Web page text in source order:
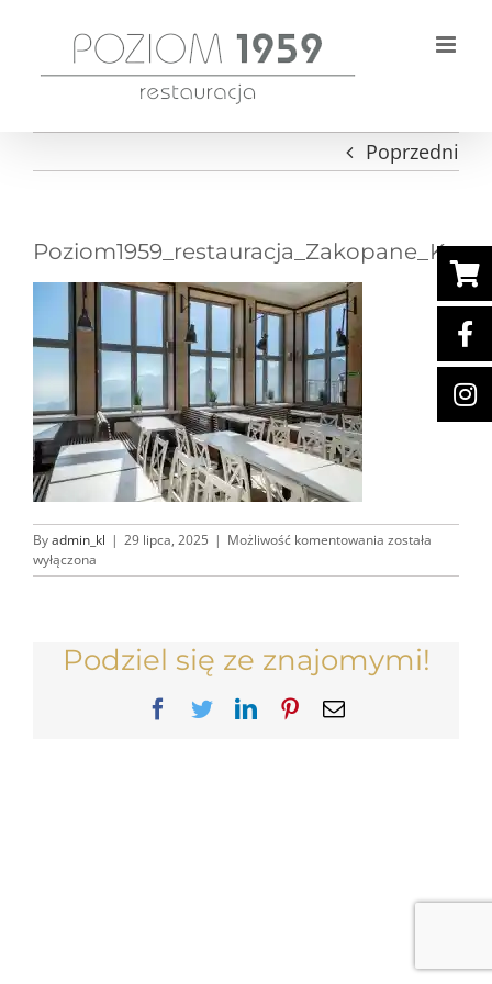
zawartości
Poprzedni
Byadmin_kl | 29 lipca, 2025 | Możliwość komentowania została
wyłączona
Podziel się ze znajomymi!
Facebook
TwitterLinkedInPinterest
Email